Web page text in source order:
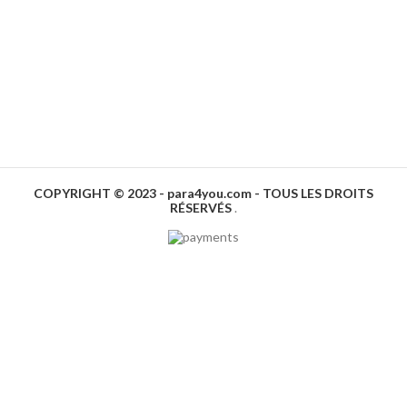
COPYRIGHT © 2023 - para4you.com - TOUS LES DROITS
RÉSERVÉS .